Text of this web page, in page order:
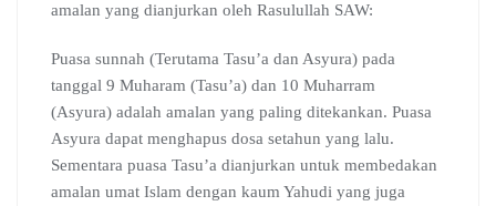
amalan yang dianjurkan oleh Rasulullah SAW:
Puasa sunnah (Terutama Tasu’a dan Asyura) pada
tanggal 9 Muharam (Tasu’a) dan 10 Muharram
(Asyura) adalah amalan yang paling ditekankan. Puasa
Asyura dapat menghapus dosa setahun yang lalu.
Sementara puasa Tasu’a dianjurkan untuk membedakan
amalan umat Islam dengan kaum Yahudi yang juga